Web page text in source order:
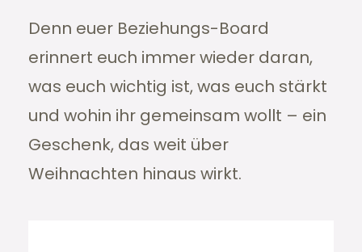
Denn euer Beziehungs-Board
erinnert euch immer wieder daran,
was euch wichtig ist, was euch stärkt
und wohin ihr gemeinsam wollt – ein
Geschenk, das weit über
Weihnachten hinaus wirkt.